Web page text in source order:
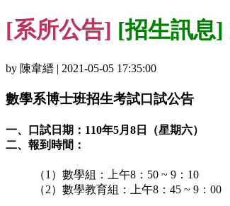
[系所公告] [招生訊息]
by 陳韋縉 | 2021-05-05 17:35:00
數學系博士班招生考試口試公告
一、口試日期：110年5月8日（星期六）
二、報到時間：
（1）數學組：上午8：50 ~ 9：10
（2）數學教育組：上午8：45 ~ 9：00